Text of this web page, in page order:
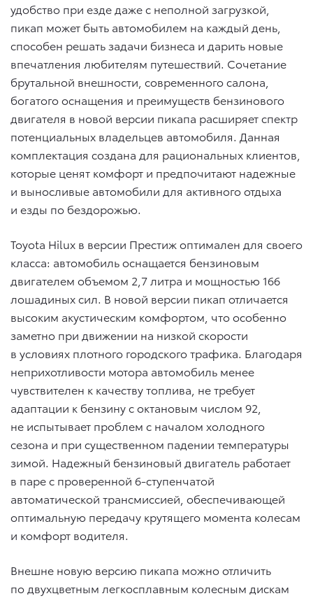
удобство при езде даже с неполной загрузкой,
пикап может быть автомобилем на каждый день,
способен решать задачи бизнеса и дарить новые
впечатления любителям путешествий. Сочетание
брутальной внешности, современного салона,
богатого оснащения и преимуществ бензинового
двигателя в новой версии пикапа расширяет спектр
потенциальных владельцев автомобиля. Данная
комплектация создана для рациональных клиентов,
которые ценят комфорт и предпочитают надежные
и выносливые автомобили для активного отдыха
и езды по бездорожью.
Toyota Hilux в версии Престиж оптимален для своего
класса: автомобиль оснащается бензиновым
двигателем объемом 2,7 литра и мощностью 166
лошадиных сил. В новой версии пикап отличается
высоким акустическим комфортом, что особенно
заметно при движении на низкой скорости
в условиях плотного городского трафика. Благодаря
неприхотливости мотора автомобиль менее
чувствителен к качеству топлива, не требует
адаптации к бензину с октановым числом 92,
не испытывает проблем с началом холодного
сезона и при существенном падении температуры
зимой. Надежный бензиновый двигатель работает
в паре с проверенной 6-ступенчатой
автоматической трансмиссией, обеспечивающей
оптимальную передачу крутящего момента колесам
и комфорт водителя.
Внешне новую версию пикапа можно отличить
по двухцветным легкосплавным колесным дискам